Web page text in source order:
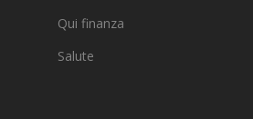
Qui finanza
Salute